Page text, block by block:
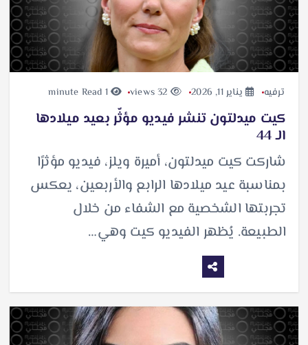
ترفيه يناير 11, 2026 32 views
1 minute Read
كيت ميدلتون تنشر فيديو مؤثّر بعيد ميلادها
الـ 44
شاركت كيت ميدلتون، أميرة ويلز، فيديو مؤثرًا
بمناسبة عيد ميلادها الرابع والأربعين، يعكس
تجربتها الشخصية مع الشفاء من خلال
الطبيعة. يُظهر الفيديو كيت وهي…